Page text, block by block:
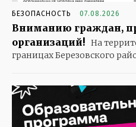
БЕЗОПАСНОСТЬ 07.08.2026
Вниманию граждан,
организаций! На
границах Березовского